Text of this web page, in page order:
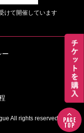
PAGE
TOP
けて開催しています
ー
All rights reserved.